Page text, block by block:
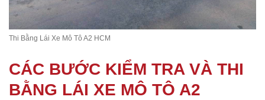
Thi Bằng Lái Xe Mô Tô A2 HCM
CÁC BƯỚC KIỂM TRA VÀ THI
BẰNG LÁI XE MÔ TÔ A2